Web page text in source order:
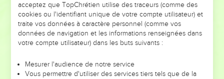
DE L’ANNÉE !
ET SI LEURS ERREURS POUVAIENT VOUS ÉVITER LES
VOTRES ?
leur foi ou leur vision. Mais on voit moins les doutes, les erreurs
et les saisons difficiles qu'ils ont traversés, alors même que ce
acceptez que TopChrétien utilise des traceurs (comme des
cookies ou l'identifiant unique de votre compte utilisateur) et
traite vos données à caractère personnel (comme vos
données de navigation et les informations renseignées dans
votre compte utilisateur) dans les buts suivants :
Mesurer l'audience de notre service
Vous permettre d'utiliser des services tiers tels que de la